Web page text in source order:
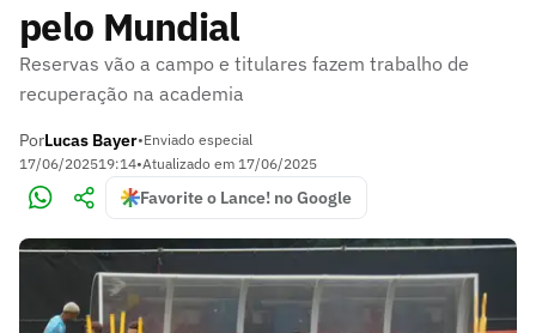
pelo Mundial
Reservas vão a campo e titulares fazem trabalho de
recuperação na academia
PorLucas Bayer•Enviado especial
17/06/202519:14•Atualizado em 17/06/2025
Favorite o Lance! no Google